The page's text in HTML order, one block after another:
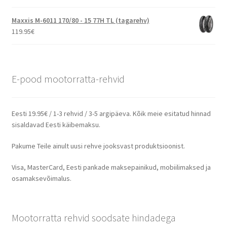
Maxxis M-6011 170/80 - 15 77H TL (tagarehv)
119.95€
E-pood mootorratta-rehvid
Eesti 19.95€ / 1-3 rehvid / 3-5 argipäeva. Kõik meie esitatud hinnad
sisaldavad Eesti käibemaksu.
Pakume Teile ainult uusi rehve jooksvast produktsioonist.
Visa, MasterCard, Eesti pankade maksepainikud, mobiilimaksed ja
osamaksevõimalus.
Mootorratta rehvid soodsate hindadega